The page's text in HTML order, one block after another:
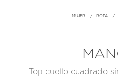
MUJER ROPA
Top cuello cuadrado